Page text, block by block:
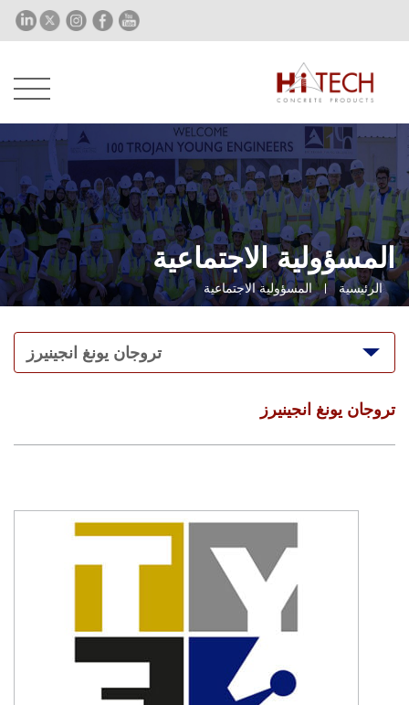
المسؤولية الاجتماعية
الرئيسية المسؤولية الاجتماعية
تروجان يونغ انجينيرز
تروجان يونغ انجينيرز